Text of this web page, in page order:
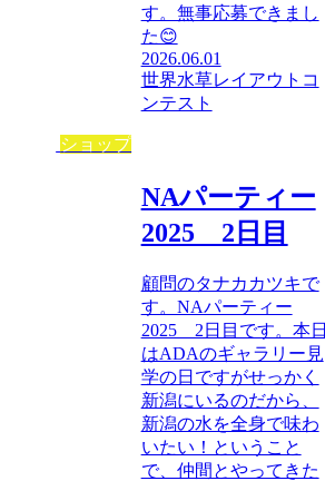
す。無事応募できまし
た😊
2026.06.01
世界水草レイアウトコ
ンテスト
ショップ
NAパーティー
2025 2日目
顧問のタナカカツキで
す。NAパーティー
2025 2日目です。本日
はADAのギャラリー見
学の日ですがせっかく
新潟にいるのだから、
新潟の水を全身で味わ
いたい！ということ
で、仲間とやってきた